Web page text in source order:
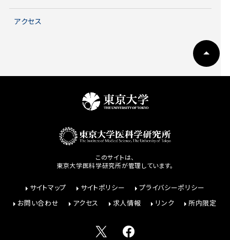
アクセス
このサイトは、
東京大学医科学研究所が管理しています。
サイトマップ サイトポリシー
プライバシーポリシー
お問い合わせ
アクセス 求人情報 リンク 所内限定